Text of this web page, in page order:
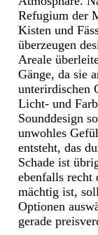
Refugium der
Kisten und
überzeugen
Areale
Gänge, da sie
unterirdischen
Licht- und
Sounddesign
unwohles
entsteht, das
Schade ist
ebenfalls recht
mächtig ist,
Optionen
gerade